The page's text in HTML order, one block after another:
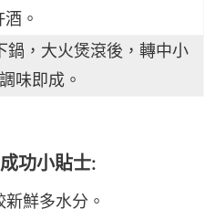
。
鍋，大火煲滾後，轉中小
味即成。
功小貼士:
鮮多水分。